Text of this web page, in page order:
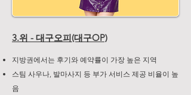
3.위 - 대구오피(대구OP)
지방권에서는 후기와 예약률이 가장 높은 지역
스팀 사우나, 발마사지 등 부가 서비스 제공 비율이 높
음